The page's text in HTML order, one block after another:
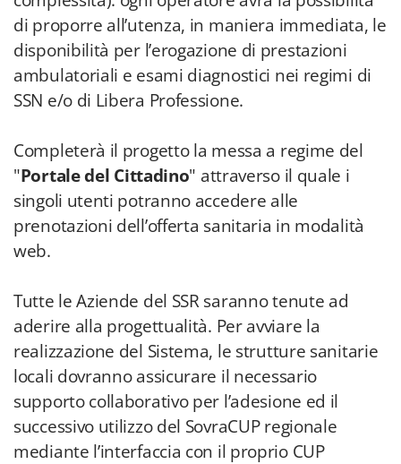
di proporre all’utenza, in maniera immediata, le
disponibilità per l’erogazione di prestazioni
ambulatoriali e esami diagnostici nei regimi di
SSN e/o di Libera Professione.
Completerà il progetto la messa a regime del
"Portale del Cittadino" attraverso il quale i
singoli utenti potranno accedere alle
prenotazioni dell’offerta sanitaria in modalità
web.
Tutte le Aziende del SSR saranno tenute ad
aderire alla progettualità. Per avviare la
realizzazione del Sistema, le strutture sanitarie
locali dovranno assicurare il necessario
supporto collaborativo per l’adesione ed il
successivo utilizzo del SovraCUP regionale
mediante l’interfaccia con il proprio CUP